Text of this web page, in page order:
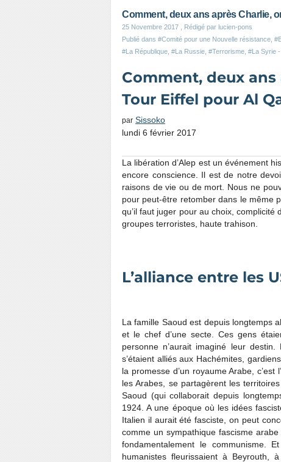
Comment, deux ans après Charlie,
25 Novembre 2017 , Rédigé par lucien-pons
Publié dans #Comité pour une Nouvelle résistance
#La République #La Russie #Terrorisme #La Syrie
Comment, deux
Tour Eiffel pour Al
par Sissoko
lundi 6 février 2017
La libération d’Alep est un événement
encore conscience. Il est de notre
raisons de vie ou de mort. Nous ne
pour peut-être retomber dans le même
qu’il faut juger pour au choix,
groupes terroristes, haute trahison.
L’alliance entre les
La famille Saoud est depuis longtemps
et le chef d’une secte. Ces gens
personne n’aurait imaginé leur
s’étaient alliés aux Hachémites,
la promesse d’un royaume Arabe,
les Arabes, se partagèrent les
Saoud (qui collaborait depuis
1924. A une époque où les idées
Italien il aurait été fasciste, on peut
comme un sympathique fascisme
fondamentalement le communisme.
humanistes fleurissaient à Beyrouth,